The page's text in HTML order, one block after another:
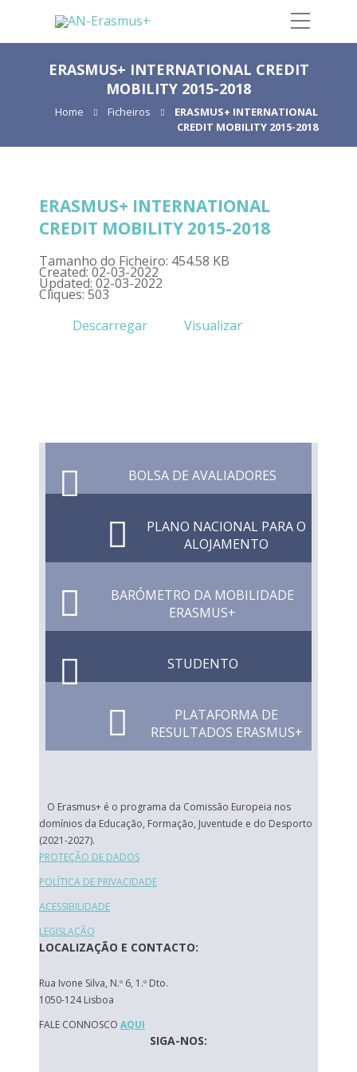
ERASMUS+ INTERNATIONAL CREDIT
MOBILITY 2015-2018
Home Ficheiros
ERASMUS+ INTERNATIONAL
CREDIT MOBILITY 2015-2018
ERASMUS+ INTERNATIONAL
CREDIT MOBILITY 2015-2018
Tamanho do Ficheiro: 454.58 KB
Created: 02-03-2022
Updated: 02-03-2022
Cliques: 503
Descarregar
Visualizar
BOLSA DE AVALIADORES
PLANO NACIONAL PARA O
ALOJAMENTO
BARÓMETRO DA MOBILIDADE
ERASMUS+
STUDENTO
PLATAFORMA DE
RESULTADOS ERASMUS+
O Erasmus+ é o programa da Comissão Europeia nos
domínios da Educação, Formação, Juventude e do Desporto
(2021-2027).
PROTEÇÃO DE DADOS
POLÍTICA DE PRIVACIDADE
ACESSIBILIDADE
LEGISLAÇÃO
LOCALIZAÇÃO E CONTACTO:
Rua Ivone Silva, N.º 6, 1.º Dto.
1050-124 Lisboa
FALE CONNOSCO AQUI
SIGA-NOS: